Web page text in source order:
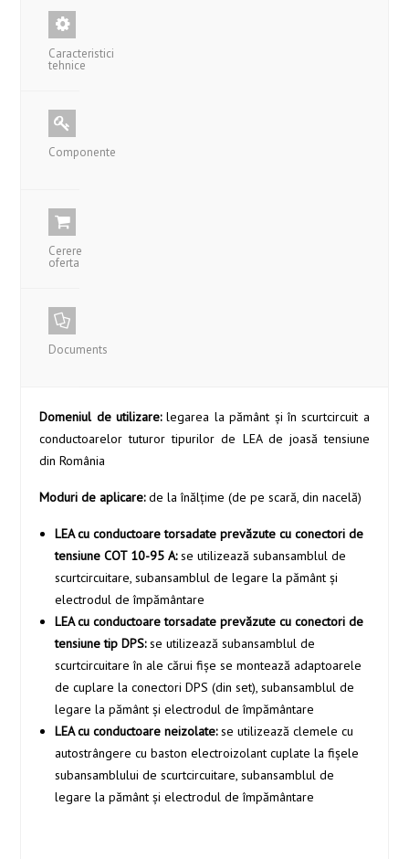
Caracteristici
tehnice
Componente
Cerere
oferta
Documents
Domeniul de utilizare:legarea la pământ şi în scurtcircuit a
conductoarelor tuturor tipurilor de LEA de joasă tensiune
din România
Moduri de aplicare:de la înălțime (de pe scară, din nacelă)
LEA cu conductoare torsadate prevăzute cu conectori de
tensiune COT 10-95 A:se utilizează subansamblul de
scurtcircuitare, subansamblul de legare la pământ şi
electrodul de împământare
LEA cu conductoare torsadate prevăzute cu conectori de
tensiune tip DPS:se utilizează subansamblul de
scurtcircuitare în ale cărui fişe se montează adaptoarele
de cuplare la conectori DPS (din set), subansamblul de
legare la pământ şi electrodul de împământare
LEA cu conductoare neizolate:se utilizează clemele cu
autostrângere cu baston electroizolant cuplate la fișele
subansamblului de scurtcircuitare, subansamblul de
legare la pământ şi electrodul de împământare